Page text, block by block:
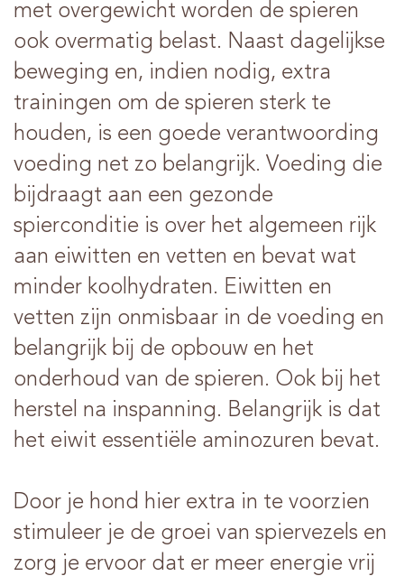
met overgewicht worden de spieren
ook overmatig belast. Naast dagelijkse
beweging en, indien nodig, extra
trainingen om de spieren sterk te
houden, is een goede verantwoording
voeding net zo belangrijk. Voeding die
bijdraagt aan een gezonde
spierconditie is over het algemeen rijk
aan eiwitten en vetten en bevat wat
minder koolhydraten. Eiwitten en
vetten zijn onmisbaar in de voeding en
belangrijk bij de opbouw en het
onderhoud van de spieren. Ook bij het
herstel na inspanning. Belangrijk is dat
het eiwit essentiële aminozuren bevat.
Door je hond hier extra in te voorzien
stimuleer je de groei van spiervezels en
zorg je ervoor dat er meer energie vrij